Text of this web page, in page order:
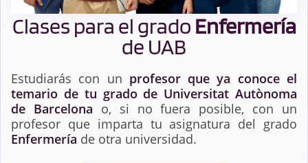
Clases para el grado Enfermería
de UAB
Estudiarás con un profesor que ya conoce el
temario de tu grado de Universitat Autònoma
de Barcelona o, si no fuera posible, con un
profesor que imparta tu asignatura del grado
Enfermería de otra universidad.